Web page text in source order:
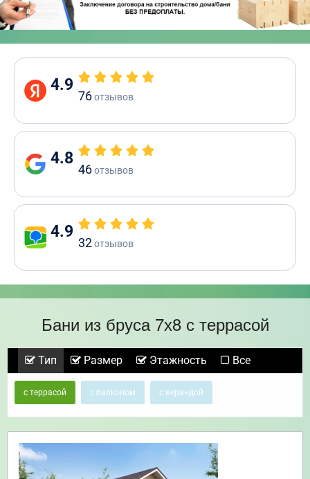
4.9
76отзывов
4.8
46отзывов
4.9
32отзывов
Бани из бруса 7х8 с террасой
Тип Размер Этажность Все
с террасой с балконом с верандой